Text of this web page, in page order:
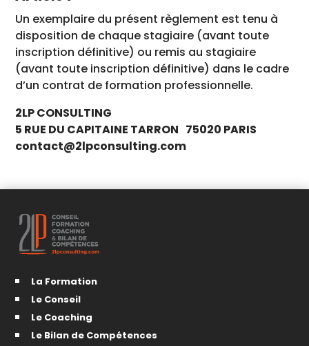
Un exemplaire du présent règlement est tenu à
disposition de chaque stagiaire (avant toute
inscription définitive) ou remis au stagiaire
(avant toute inscription définitive) dans le cadre
d’un contrat de formation professionnelle.
2LP CONSULTING
5 RUE DU CAPITAINE TARRON 75020 PARIS
contact@2lpconsulting.com
La Formation
Le Conseil
Le Coaching
Le Bilan de Compétences